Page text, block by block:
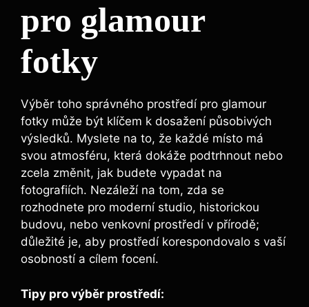
pro glamour
fotky
Výběr toho správného prostředí pro glamour
fotky může být klíčem k dosažení působivých
výsledků. Myslete na to, že každé místo má
svou atmosféru, která dokáže podtrhnout nebo
zcela změnit, jak budete vypadat na
fotografiích. Nezáleží na tom, zda se
rozhodnete pro moderní studio, historickou
budovu, nebo venkovní prostředí v přírodě;
důležité je, aby prostředí korespondovalo s vaší
osobností a cílem focení.
Tipy pro výběr prostředí: